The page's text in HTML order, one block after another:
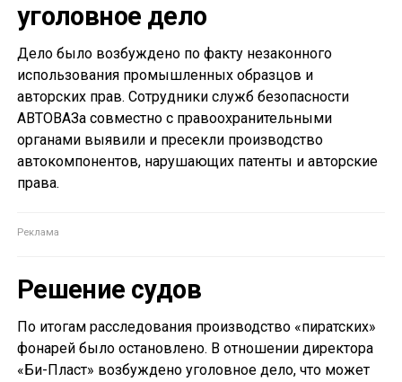
уголовное дело
Дело было возбуждено по факту незаконного
использования промышленных образцов и
авторских прав. Сотрудники служб безопасности
АВТОВАЗа совместно с правоохранительными
органами выявили и пресекли производство
автокомпонентов, нарушающих патенты и авторские
права.
Решение судов
По итогам расследования производство «пиратских»
фонарей было остановлено. В отношении директора
«Би-Пласт» возбуждено уголовное дело, что может